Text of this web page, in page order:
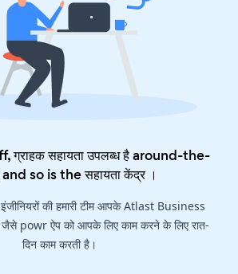
सहायता उपलब्ध है around-the-
so is theसहायता केंद्र।
की हमारी टीम आपके Atlast Business
powr ऐप को आपके लिए काम करने के लिए रात-
दिन काम करती है।